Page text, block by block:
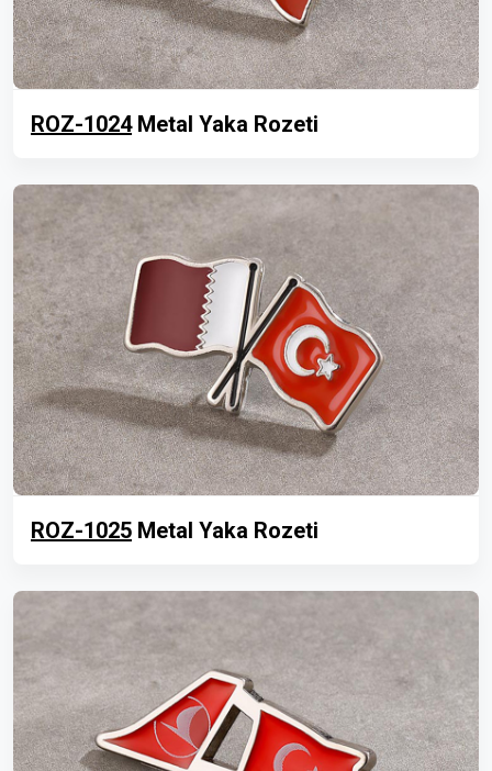
ROZ-1024Metal Yaka Rozeti
ROZ-1025 Metal Yaka Rozeti